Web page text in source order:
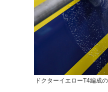
ドクターイエローT4編成